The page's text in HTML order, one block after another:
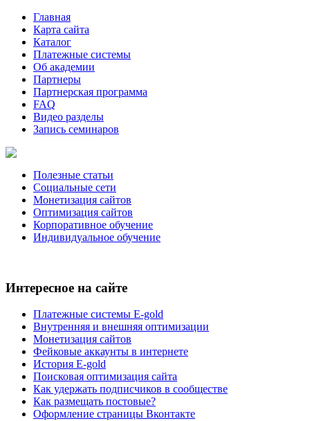
Главная
Карта сайта
Каталог
Платежные системы
Об академии
Партнеры
Партнерская программа
FAQ
Видео разделы
Запись семинаров
Полезные статьи
Социальные сети
Монетизация сайтов
Оптимизация сайтов
Корпоративное обучение
Индивидуальное обучение
Интересное на сайте
Платежные системы E-gold
Внутренняя и внешняя оптимизации
Монетизация сайтов
Фейковые аккаунты в интернете
История E-gold
Поисковая оптимизация сайта
Как удержать подписчиков в сообществе
Как размещать постовые?
Оформление страницы Вконтакте